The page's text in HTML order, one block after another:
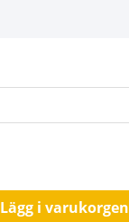
Lägg i varukorgen